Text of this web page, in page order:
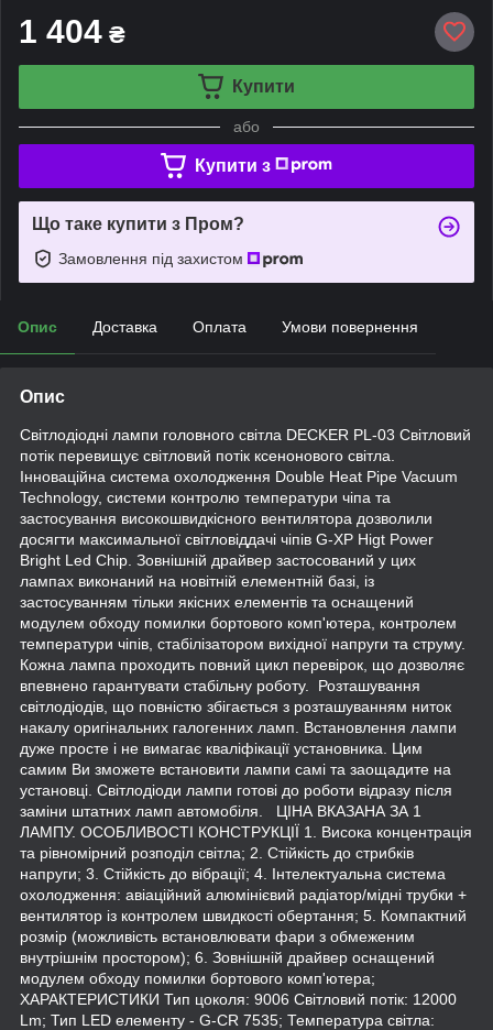
1 404 ₴
Купити
або
Купити з
Що таке купити з Пром?
Замовлення під захистом
Опис Доставка Оплата Умови повернення
Опис
Світлодіодні лампи головного світла DECKER PL-03 Світловий
потік перевищує світловий потік ксенонового світла.
Інноваційна система охолодження Double Heat Pipe Vacuum
Technology, системи контролю температури чіпа та
застосування високошвидкісного вентилятора дозволили
досягти максимальної світловіддачі чіпів G-XP Higt Power
Bright Led Chip. Зовнішній драйвер застосований у цих
лампах виконаний на новітній елементній базі, із
застосуванням тільки якісних елементів та оснащений
модулем обходу помилки бортового комп'ютера, контролем
температури чіпів, стабілізатором вихідної напруги та струму.
Кожна лампа проходить повний цикл перевірок, що дозволяє
впевнено гарантувати стабільну роботу. Розташування
світлодіодів, що повністю збігається з розташуванням ниток
накалу оригінальних галогенних ламп. Встановлення лампи
дуже просте і не вимагає кваліфікації установника. Цим
самим Ви зможете встановити лампи самі та заощадите на
установці. Світлодіоди лампи готові до роботи відразу після
заміни штатних ламп автомобіля. ЦІНА ВКАЗАНА ЗА 1
ЛАМПУ. ОСОБЛИВОСТІ КОНСТРУКЦІЇ 1. Висока концентрація
та рівномірний розподіл світла; 2. Стійкість до стрибків
напруги; 3. Стійкість до вібрації; 4. Інтелектуальна система
охолодження: авіаційний алюмінієвий радіатор/мідні трубки +
вентилятор із контролем швидкості обертання; 5. Компактний
розмір (можливість встановлювати фари з обмеженим
внутрішнім простором); 6. Зовнішній драйвер оснащений
модулем обходу помилки бортового комп'ютера;
ХАРАКТЕРИСТИКИ Тип цоколя: 9006 Світловий потік: 12000
Lm; Тип LED елементу - G-CR 7535; Температура світла: